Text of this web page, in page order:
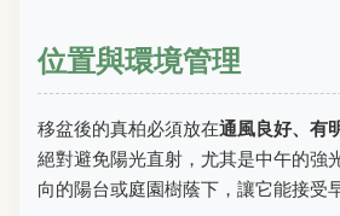
位置與環境管理
移盆後的真柏必須放在通風良好、有
絕對避免陽光直射，尤其是中午的強
向的陽台或庭園樹蔭下，讓它能接受